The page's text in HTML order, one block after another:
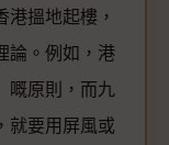
港搵地起樓，
論。例如，港
嘅原則，而九
就要用屏風或